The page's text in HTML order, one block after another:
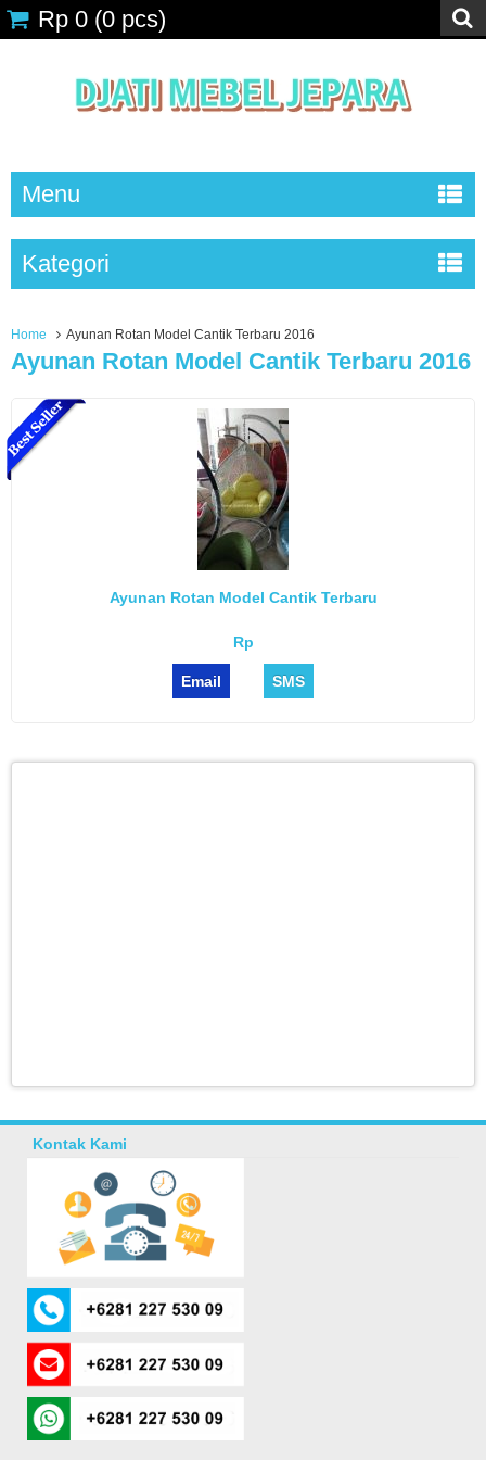
Rp 0 (0 pcs)
Menu
Kategori
Home Ayunan Rotan Model Cantik Terbaru 2016
Ayunan Rotan Model Cantik Terbaru 2016
Ayunan Rotan Model Cantik Terbaru
Rp
Email SMS
Kontak Kami